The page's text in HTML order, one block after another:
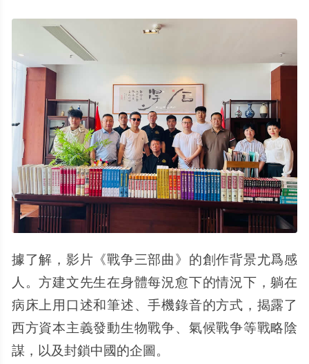
據了解，影片《戰争三部曲》的創作背景尤爲感
人。方建文先生在身體每況愈下的情況下，躺在
病床上用口述和筆述、手機錄音的方式，揭露了
西方資本主義發動生物戰争、氣候戰争等戰略陰
謀，以及封鎖中國的企圖。